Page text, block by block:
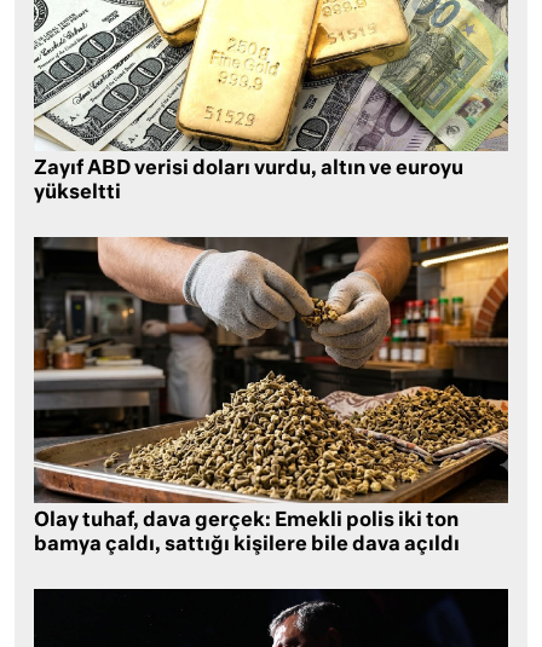
Zayıf ABD verisi doları vurdu, altın ve euroyu
yükseltti
Olay tuhaf, dava gerçek: Emekli polis iki ton
bamya çaldı, sattığı kişilere bile dava açıldı